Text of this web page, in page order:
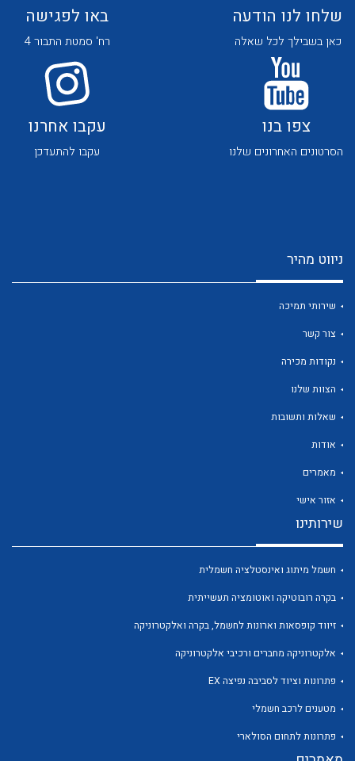
שלחו לנו הודעה
כאן בשבילך לכל שאלה
באו לפגישה
רח' סמטת התבור 4
צפו בנו
הסרטונים האחרונים שלנו
עקבו אחרנו
עקבו להתעדכן
ניווט מהיר
שירותי תמיכה
צור קשר
נקודות מכירה
הצוות שלנו
שאלות ותשובות
אודות
מאמרים
אזור אישי
שירותינו
חשמל מיתוג ואינסטלציה חשמלית
בקרה רובוטיקה ואוטומציה תעשייתית
זיווד קופסאות וארונות לחשמל, בקרה ואלקטרוניקה
אלקטרוניקה מחברים ורכיבי אלקטרוניקה
פתרונות וציוד לסביבה נפיצה EX
מטענים לרכב חשמלי
פתרונות לתחום הסולארי